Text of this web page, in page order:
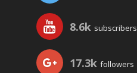
8.6k subscribers
17.3k followers